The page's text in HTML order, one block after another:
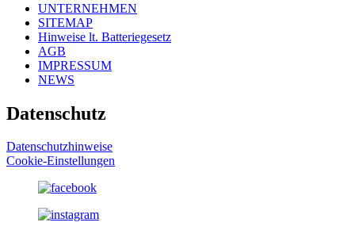
UNTERNEHMEN
SITEMAP
Hinweise lt. Batteriegesetz
AGB
IMPRESSUM
NEWS
Datenschutz
Datenschutzhinweise
Cookie-Einstellungen